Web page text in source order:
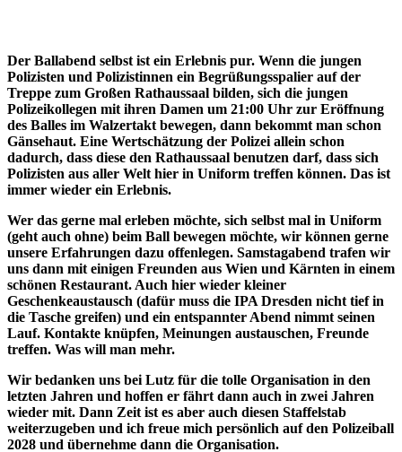
Der Ballabend selbst ist ein Erlebnis pur. Wenn die jungen
Polizisten und Polizistinnen ein Begrüßungsspalier auf der
Treppe zum Großen Rathaussaal bilden, sich die jungen
Polizeikollegen mit ihren Damen um 21:00 Uhr zur Eröffnung
des Balles im Walzertakt bewegen, dann bekommt man schon
Gänsehaut. Eine Wertschätzung der Polizei allein schon
dadurch, dass diese den Rathaussaal benutzen darf, dass sich
Polizisten aus aller Welt hier in Uniform treffen können. Das ist
immer wieder ein Erlebnis.
Wer das gerne mal erleben möchte, sich selbst mal in Uniform
(geht auch ohne) beim Ball bewegen möchte, wir können gerne
unsere Erfahrungen dazu offenlegen. Samstagabend trafen wir
uns dann mit einigen Freunden aus Wien und Kärnten in einem
schönen Restaurant. Auch hier wieder kleiner
Geschenkeaustausch (dafür muss die IPA Dresden nicht tief in
die Tasche greifen) und ein entspannter Abend nimmt seinen
Lauf. Kontakte knüpfen, Meinungen austauschen, Freunde
treffen. Was will man mehr.
Wir bedanken uns bei Lutz für die tolle Organisation in den
letzten Jahren und hoffen er fährt dann auch in zwei Jahren
wieder mit. Dann Zeit ist es aber auch diesen Staffelstab
weiterzugeben und ich freue mich persönlich auf den Polizeiball
2028 und übernehme dann die Organisation.